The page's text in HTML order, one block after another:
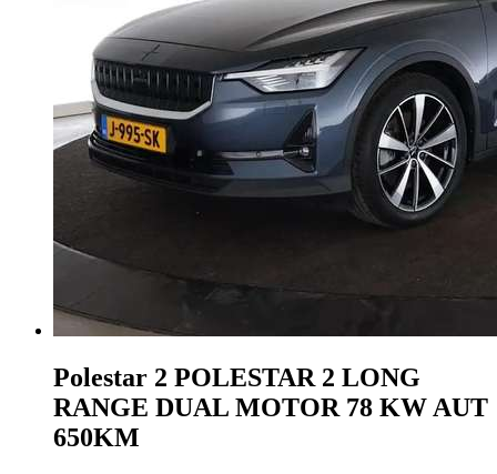
Polestar 2 POLESTAR 2 LONG
RANGE DUAL MOTOR 78 KW AUT
650KM